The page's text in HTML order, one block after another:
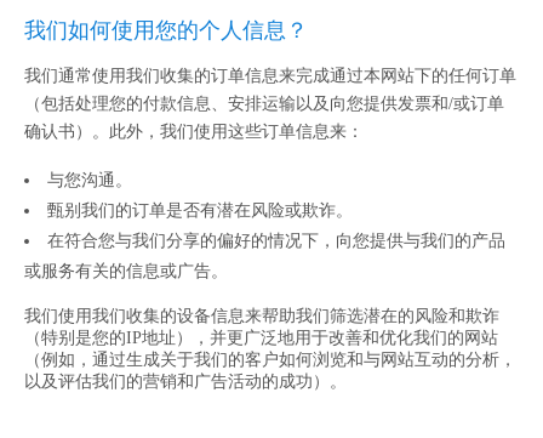
我们如何使用您的个人信息？
我们通常使用我们收集的订单信息来完成通过本网站下的任何订单
（包括处理您的付款信息、安排运输以及向您提供发票和/或订单
确认书）。此外，我们使用这些订单信息来：
与您沟通。
甄别我们的订单是否有潜在风险或欺诈。
在符合您与我们分享的偏好的情况下，向您提供与我们的产品
或服务有关的信息或广告。
我们使用我们收集的设备信息来帮助我们筛选潜在的风险和欺诈
（特别是您的IP地址），并更广泛地用于改善和优化我们的网站
（例如，通过生成关于我们的客户如何浏览和与网站互动的分析，
以及评估我们的营销和广告活动的成功）。